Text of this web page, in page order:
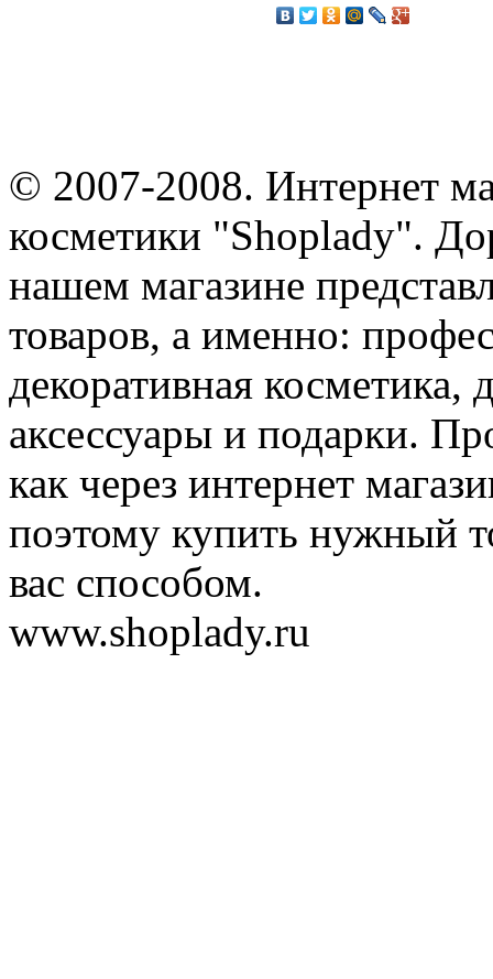
© 2007-2008. Интернет
косметики "Shoplady".
нашем магазине
товаров, а именно:
декоративная косметика,
аксессуары и подарки.
как через интернет
поэтому купить нужный
вас способом.
www.shoplady.ru